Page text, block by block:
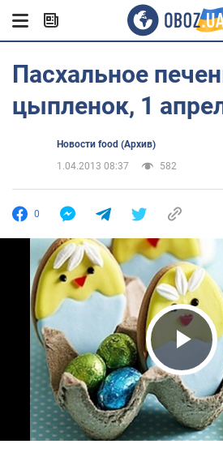
Пасхальное
цыпленок, 1
Новости food (Архив)
1.04.2013 08:37
582
0
Play